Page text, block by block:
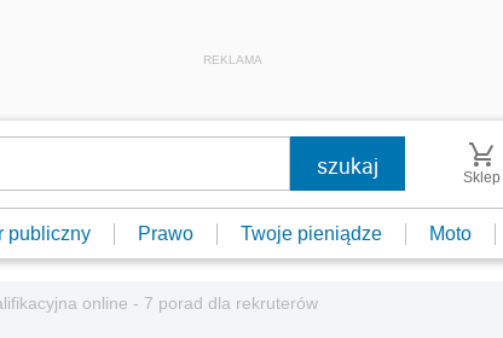
REKLAMA
Sklep
publiczny Prawo Twoje pieniądze Moto
online - 7 porad dla rekruterów